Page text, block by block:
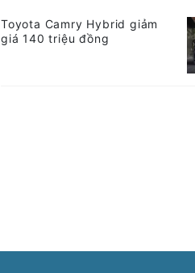
Toyota Camry Hybrid giảm
giá 140 triệu đồng